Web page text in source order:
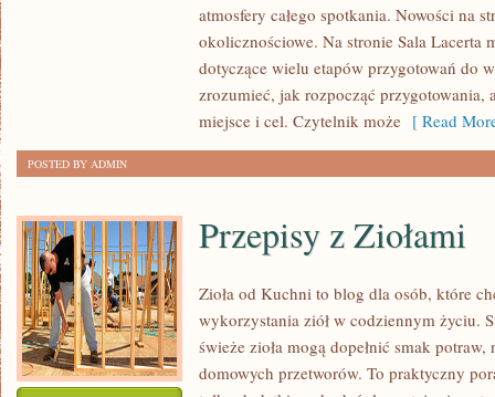
ANIMACJE
atmosfery całego spotkania. Nowości na
okolicznościowe. Na stronie Sala Lacerta
dotyczące wielu etapów przygotowań do
zrozumieć, jak rozpocząć przygotowania,
miejsce i cel. Czytelnik może [ Read
POSTED BY ADMIN
Przepisy z Ziołami
Zioła od Kuchni to blog dla osób, które
wykorzystania ziół w codziennym życiu.
świeże zioła mogą dopełnić smak
domowych przetworów. To praktyczny